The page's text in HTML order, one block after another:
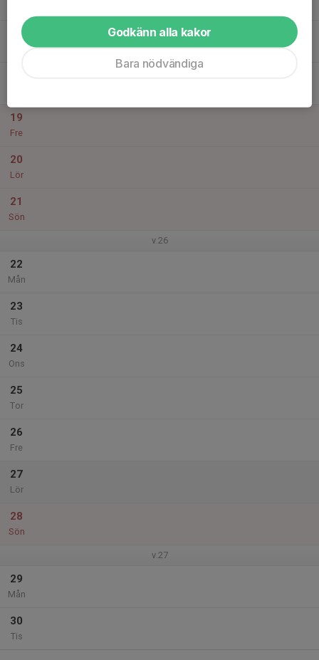
17
19
Fre
20
Lör
21
Sön
v.26
22
Mån
23
Tis
24
Ons
25
Tor
26
Fre
27
Lör
28
Sön
v.27
29
Mån
30
Tis
Godkänn alla kakor
Bara nödvändiga